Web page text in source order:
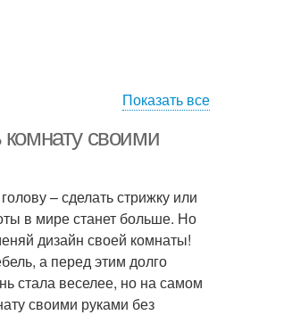
Показать все
своими
– сделать стрижку или
в мире станет больше. Но
дизайн своей комнаты!
а перед этим долго
стала веселее, но на самом
своими руками без